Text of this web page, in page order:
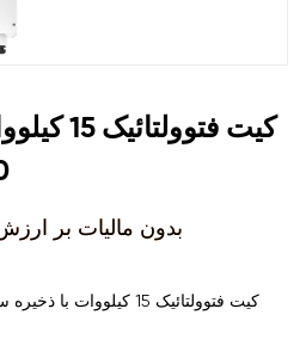
کیت
20
بدون مالیات بر
PREV: کیت فتوولتائیک 15 کیلووات با ذخیره سازی 15 کیلووات ساعت